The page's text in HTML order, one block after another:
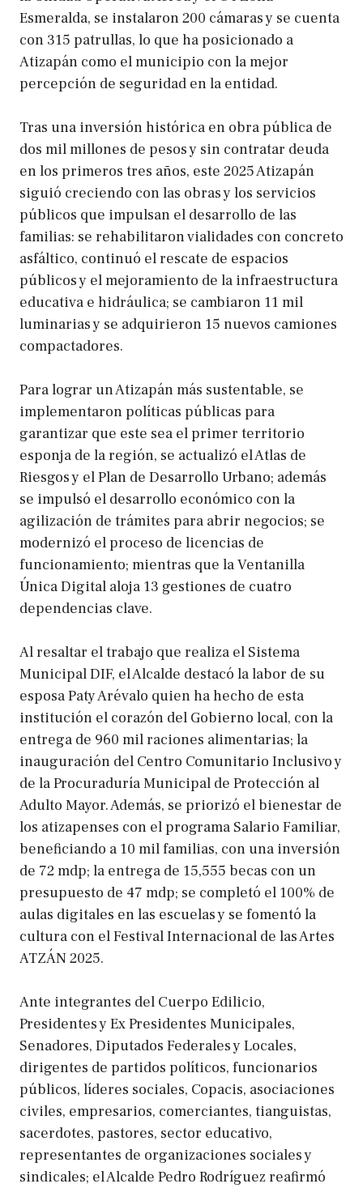
Esmeralda, se instalaron 200 cámaras y se cuenta
con 315 patrullas, lo que ha posicionado a
Atizapán como el municipio con la mejor
percepción de seguridad en la entidad.
Tras una inversión histórica en obra pública de
dos mil millones de pesos y sin contratar deuda
en los primeros tres años, este 2025 Atizapán
siguió creciendo con las obras y los servicios
públicos que impulsan el desarrollo de las
familias: se rehabilitaron vialidades con concreto
asfáltico, continuó el rescate de espacios
públicos y el mejoramiento de la infraestructura
educativa e hidráulica; se cambiaron 11 mil
luminarias y se adquirieron 15 nuevos camiones
compactadores.
Para lograr un Atizapán más sustentable, se
implementaron políticas públicas para
garantizar que este sea el primer territorio
esponja de la región, se actualizó el Atlas de
Riesgos y el Plan de Desarrollo Urbano; además
se impulsó el desarrollo económico con la
agilización de trámites para abrir negocios; se
modernizó el proceso de licencias de
funcionamiento; mientras que la Ventanilla
Única Digital aloja 13 gestiones de cuatro
dependencias clave.
Al resaltar el trabajo que realiza el Sistema
Municipal DIF, el Alcalde destacó la labor de su
esposa Paty Arévalo quien ha hecho de esta
institución el corazón del Gobierno local, con la
entrega de 960 mil raciones alimentarias; la
inauguración del Centro Comunitario Inclusivo y
de la Procuraduría Municipal de Protección al
Adulto Mayor. Además, se priorizó el bienestar de
los atizapenses con el programa Salario Familiar,
beneficiando a 10 mil familias, con una inversión
de 72 mdp; la entrega de 15,555 becas con un
presupuesto de 47 mdp; se completó el 100% de
aulas digitales en las escuelas y se fomentó la
cultura con el Festival Internacional de las Artes
ATZÁN 2025.
Ante integrantes del Cuerpo Edilicio,
Presidentes y Ex Presidentes Municipales,
Senadores, Diputados Federales y Locales,
dirigentes de partidos políticos, funcionarios
públicos, líderes sociales, Copacis, asociaciones
civiles, empresarios, comerciantes, tianguistas,
sacerdotes, pastores, sector educativo,
representantes de organizaciones sociales y
sindicales; el Alcalde Pedro Rodríguez reafirmó